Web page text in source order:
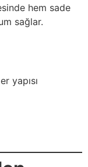
hem sade
sağlar.
yapısı